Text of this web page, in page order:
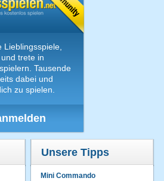
Lieblingsspiele,
trete in
Tausende
dabei und
zu spielen.
Unsere Tipps
Mini Commando